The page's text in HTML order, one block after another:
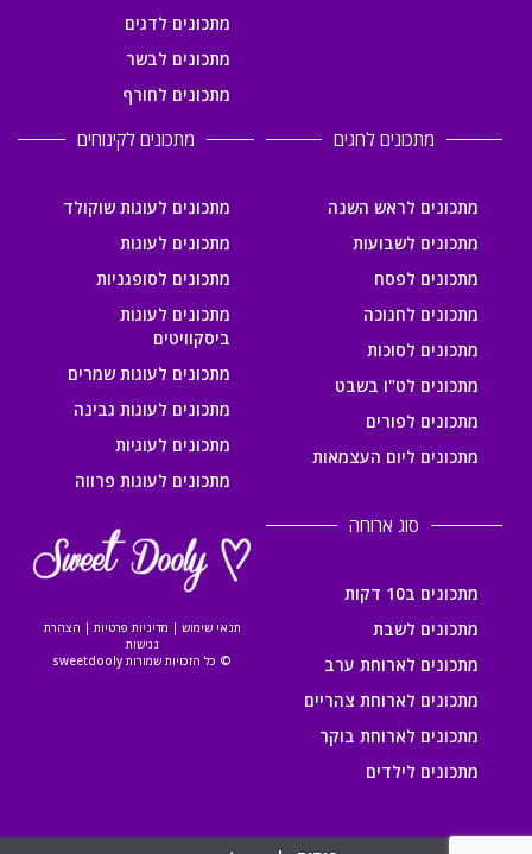
מתכונים לדגים
מתכונים לבשר
מתכונים לחורף
מתכונים לחגים
מתכונים לראש השנה
מתכונים לשבועות
מתכונים לפסח
מתכונים לחנוכה
מתכונים לסוכות
מתכונים לט"ו בשבט
מתכונים לפורים
מתכונים ליום העצמאות
מתכונים לקינוחים
מתכונים לעוגות שוקולד
מתכונים לעוגות
מתכונים לסופגניות
מתכונים לעוגות
ביסקוויטים
מתכונים לעוגות שמרים
מתכונים לעוגות גבינה
מתכונים לעוגיות
מתכונים לעוגות פרווה
סוג ארוחה
מתכונים ב10 דקות
מתכונים לשבת
מתכונים לארוחת ערב
מתכונים לארוחת צהריים
מתכונים לארוחת בוקר
מתכונים לילדים
תנאי שימוש | מדיניות פרטיות | הצהרת
נגישות
© כל הזכויות שמורות sweetdooly